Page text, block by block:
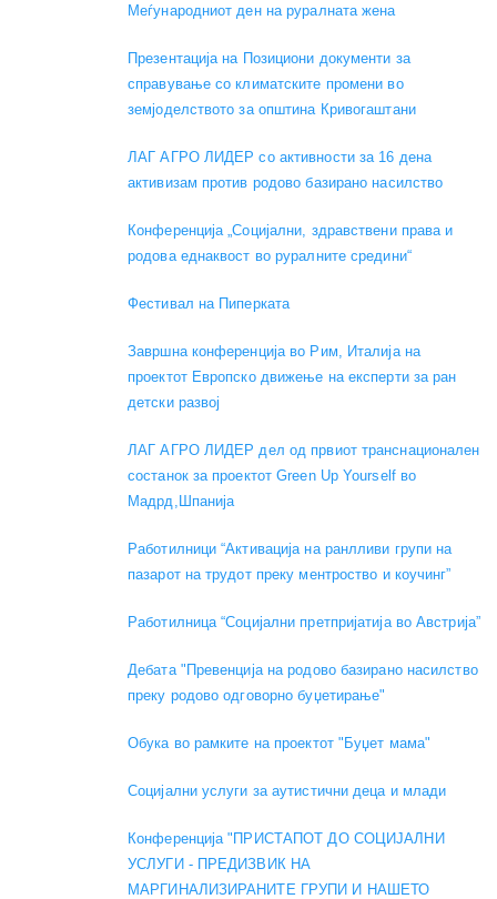
Меѓународниот ден на руралната жена
Презентација на Позициони документи за
справување со климатските промени во
земјоделството за општина Кривогаштани
ЛАГ АГРО ЛИДЕР со активности за 16 дена
активизам против родово базирано насилство
Конференција „Социјални, здравствени права и
родова еднаквост во руралните средини“
Фестивал на Пиперката
Завршна конференција во Рим, Италија на
проектот Европско движење на експерти за ран
детски развој
ЛАГ АГРО ЛИДЕР дел од првиот транснационален
состанок за проектот Green Up Yourself во
Мадрд,Шпанија
Работилници “Активација на ранлливи групи на
пазарот на трудот преку ментроство и коучинг”
Работилница “Социјални претпријатија во Австрија”
Дебата "Превенција на родово базирано насилство
преку родово одговорно буџетирање"
Обука во рамките на проектот "Буџет мама"
Социјални услуги за аутистични деца и млади
Конференција "ПРИСТАПОТ ДО СОЦИЈАЛНИ
УСЛУГИ - ПРЕДИЗВИК НА
МАРГИНАЛИЗИРАНИТЕ ГРУПИ И НАШЕТО